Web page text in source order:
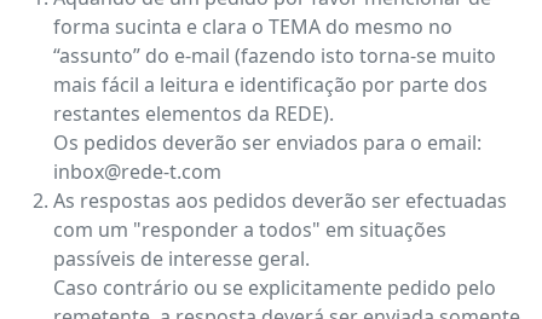
forma sucinta e clara o TEMA do mesmo no
“assunto” do e-mail (fazendo isto torna-se muito
mais fácil a leitura e identificação por parte dos
restantes elementos da REDE).
Os pedidos deverão ser enviados para o email:
inbox@rede-t.com
As respostas aos pedidos deverão ser efectuadas
com um "responder a todos" em situações
passíveis de interesse geral.
Caso contrário ou se explicitamente pedido pelo